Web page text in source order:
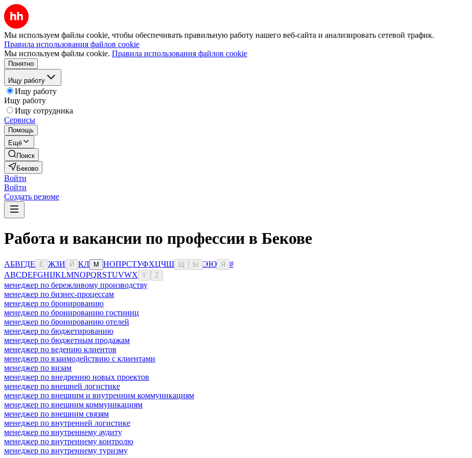
Мы используем файлы cookie, чтобы обеспечивать правильную работу нашего веб-сайта и анализировать сетевой трафик.
Правила использования файлов cookie
Мы используем файлы cookie. Правила использования файлов cookie
Понятно
Ищу работу
Ищу работу
Ищу работу
Ищу сотрудника
Сервисы
Помощь
Ещё
Поиск
Беково
Войти
Войти
Создать резюме
Работа и вакансии по профессии в Бекове
АБВГДЕ Ё ЖЗИ Й КЛ М НОПРСТУФХЦЧШ Ы ЭЮ Я
#
ABCDEFGHIJKLMNOPQRSTUVWX Y Z
менеджер по бережливому производству
менеджер по бизнес-процессам
менеджер по бронированию
менеджер по бронированию гостиниц
менеджер по бронированию отелей
менеджер по бюджетированию
менеджер по бюджетным продажам
менеджер по ведению клиентов
менеджер по взаимодействию с клиентами
менеджер по визам
менеджер по внедрению новых проектов
менеджер по внешней логистике
менеджер по внешним и внутренним коммуникациям
менеджер по внешним коммуникациям
менеджер по внешним связям
менеджер по внутренней логистике
менеджер по внутреннему аудиту
менеджер по внутреннему контролю
менеджер по внутреннему туризму